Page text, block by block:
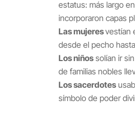
estatus: más largo
incorporaron capas
Las mujeresvestían
desde el pecho
Los niños solían ir
de familias nobles
Los sacerdotes
símbolo de poder